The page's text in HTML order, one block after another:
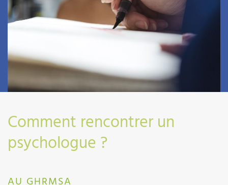
Comment rencontrer un
psychologue ?
AU GHRMSA